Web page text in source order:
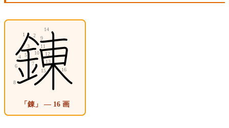
「錬」 — 16 画